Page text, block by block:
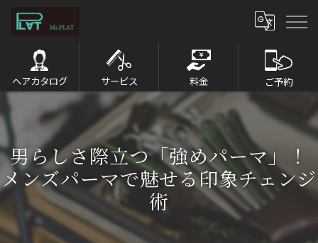
ヘアカタログ サービス 料金 ご予約
男らしさ際立つ「強めパーマ」！
メンズパーマで魅せる印象チェンジ
術